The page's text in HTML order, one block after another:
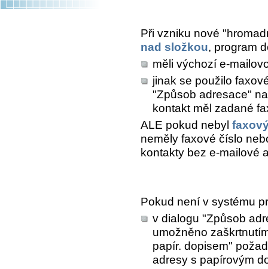
Při vzniku nové
nad složkou, program
měli výchozí e-
jinak se použilo
"Způsob adresace"
kontakt měl zadané
ALE pokud nebyl
neměly faxové číslo
kontakty bez e-mailové
Pokud není v systému
v dialogu "Způsob
umožněno
papír. dopisem"
adresy s papírovým